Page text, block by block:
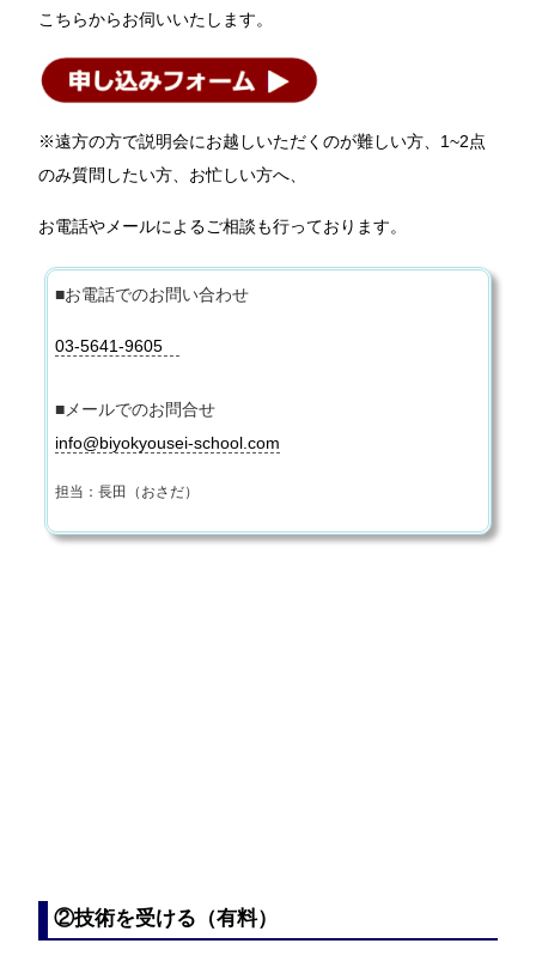
こちらからお伺いいたします。
※遠方の方で説明会にお越しいただくのが難しい方、1~2点
のみ質問したい方、お忙しい方へ、
お電話やメールによるご相談も行っております。
■お電話でのお問い合わせ
03-5641-9605
■メールでのお問合せ
info@biyokyousei-school.com
担当：長田（おさだ）
②技術を受ける（有料）